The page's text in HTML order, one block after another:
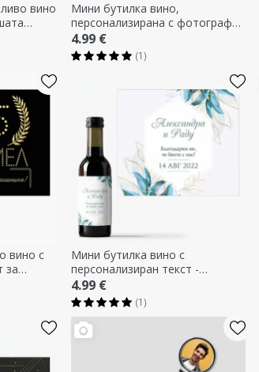
вино
Мини бутилка вино,
персонализирана с фотография
и текст - Благодаря!
4.99 €
(1)
вино с
за
Мини бутилка вино с
персонализиран текст -
Благодаря
4.99 €
(1)